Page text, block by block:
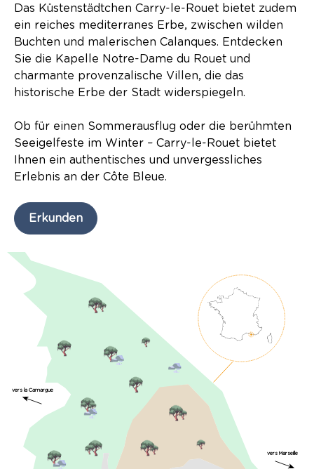
Das Küstenstädtchen Carry-le-Rouet bietet zudem
ein reiches mediterranes Erbe, zwischen wilden
Buchten und malerischen Calanques. Entdecken
Sie die Kapelle Notre-Dame du Rouet und
charmante provenzalische Villen, die das
historische Erbe der Stadt widerspiegeln.
Ob für einen Sommerausflug oder die berühmten
Seeigelfeste im Winter – Carry-le-Rouet bietet
Ihnen ein authentisches und unvergessliches
Erlebnis an der Côte Bleue.
Erkunden
vers Marseille
vers la Camargue